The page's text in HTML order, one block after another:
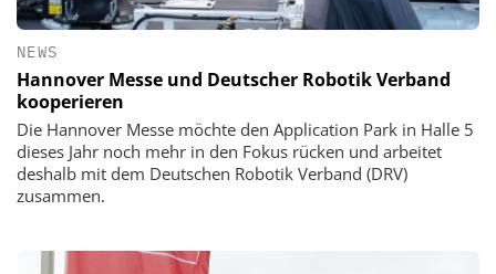
NEWS
Hannover Messe und Deutscher Robotik Verband
kooperieren
Die Hannover Messe möchte den Application Park in Halle 5
dieses Jahr noch mehr in den Fokus rücken und arbeitet
deshalb mit dem Deutschen Robotik Verband (DRV)
zusammen.